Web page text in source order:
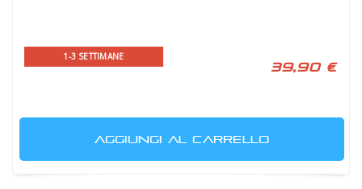
1-3 SETTIMANE
39,90 €
AGGIUNGI AL CARRELLO